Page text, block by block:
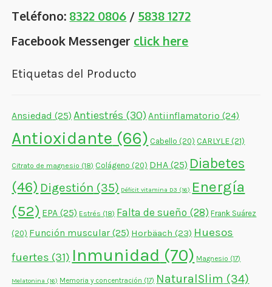
Teléfono: 8322 0806 / 5838 1272
Facebook Messenger click here
Etiquetas del Producto
Ansiedad (25) Antiestrés (30)Antiinflamatorio (24)
Antioxidante (66) Cabello (20) CARLYLE(21)
Citrato de magnesio (18) Colágeno (20) DHA (25) Diabetes
(46) Digestión (35) Déficit vitamina D3 (16) Energía
(52) EPA (25) Estrés (18) Falta de sueño (28) Frank Suárez
(20) Función muscular (25) Horbäach (23) Huesos
fuertes (31) Inmunidad (70) Magnesio (17)
Melatonina (16) Memoria y concentración (17) NaturalSlim (34)